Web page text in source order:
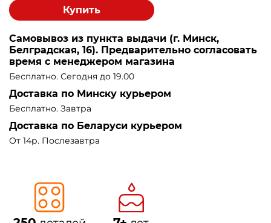
Купить
Самовывоз из пункта выдачи (г. Минск,
Белградская, 16). Предварительно согласовать
время с менеджером магазина
Бесплатно. Сегодня до 19.00
Доставка по Минску курьером
Бесплатно. Завтра
Доставка по Беларуси курьером
От 14р. Послезавтра